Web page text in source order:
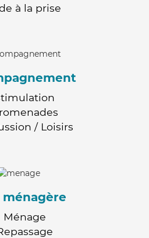
à la prise
/ Loisirs
ménagère
Ménage